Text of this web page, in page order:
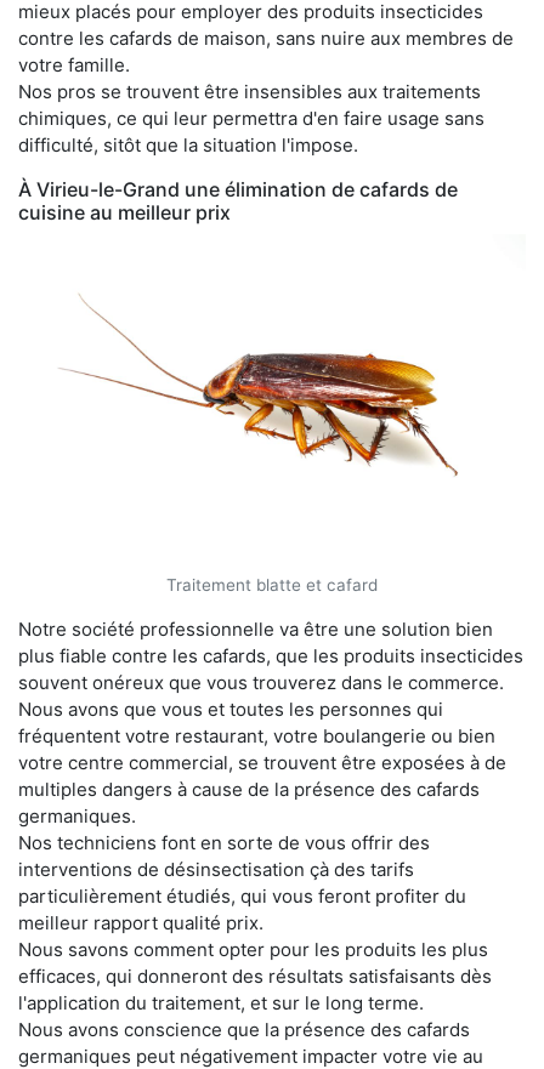
mieux placés pour employer des produits insecticides
contre les cafards de maison, sans nuire aux membres de
votre famille.
Nos pros se trouvent être insensibles aux traitements
chimiques, ce qui leur permettra d'en faire usage sans
difficulté, sitôt que la situation l'impose.
À Virieu-le-Grand une élimination de cafards de
cuisine au meilleur prix
Traitement blatte et cafard
Notre société professionnelle va être une solution bien
plus fiable contre les cafards, que les produits insecticides
souvent onéreux que vous trouverez dans le commerce.
Nous avons que vous et toutes les personnes qui
fréquentent votre restaurant, votre boulangerie ou bien
votre centre commercial, se trouvent être exposées à de
multiples dangers à cause de la présence des cafards
germaniques.
Nos techniciens font en sorte de vous offrir des
interventions de désinsectisation çà des tarifs
particulièrement étudiés, qui vous feront profiter du
meilleur rapport qualité prix.
Nous savons comment opter pour les produits les plus
efficaces, qui donneront des résultats satisfaisants dès
l'application du traitement, et sur le long terme.
Nous avons conscience que la présence des cafards
germaniques peut négativement impacter votre vie au